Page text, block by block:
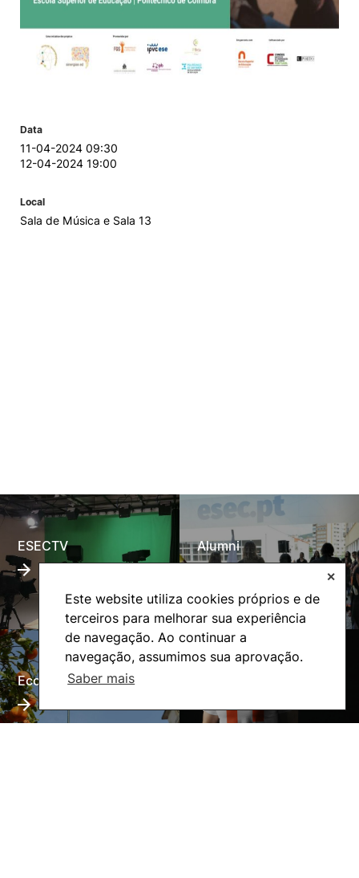
Este website utiliza cookies próprios e de
terceiros para melhorar sua experiência
de navegação. Ao continuar a
navegação, assumimos sua aprovação.
Saber mais
✕
Data
11-04-2024 09:30
12-04-2024 19:00
Local
Sala de Música e Sala 13
ESECTV Alumni
Eco-Escola